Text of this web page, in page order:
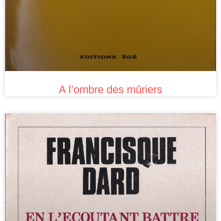
A l’ombre des mûriers